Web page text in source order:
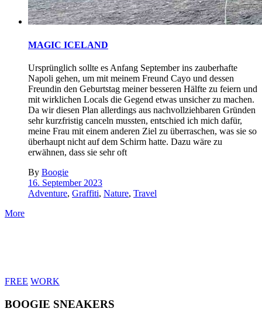
MAGIC ICELAND
Ursprünglich sollte es Anfang September ins zauberhafte
Napoli gehen, um mit meinem Freund Cayo und dessen
Freundin den Geburtstag meiner besseren Hälfte zu feiern und
mit wirklichen Locals die Gegend etwas unsicher zu machen.
Da wir diesen Plan allerdings aus nachvollziehbaren Gründen
sehr kurzfristig canceln mussten, entschied ich mich dafür,
meine Frau mit einem anderen Ziel zu überraschen, was sie so
überhaupt nicht auf dem Schirm hatte. Dazu wäre zu
erwähnen, dass sie sehr oft
By Boogie
16. September 2023
Adventure, Graffiti, Nature, Travel
More
FREE WORK
BOOGIE SNEAKERS